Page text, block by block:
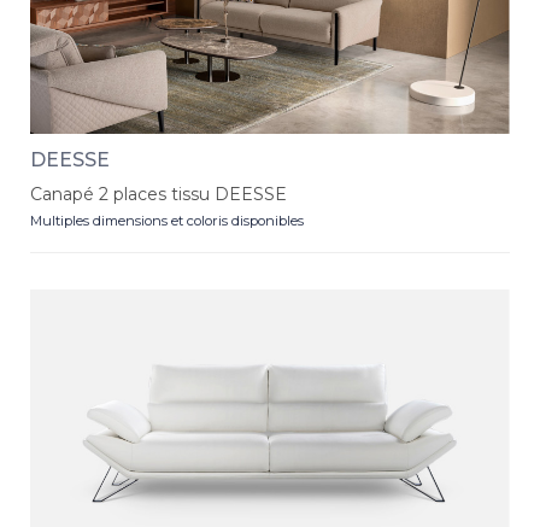
DEESSE
Canapé 2 places tissu DEESSE
Multiples dimensions et coloris disponibles